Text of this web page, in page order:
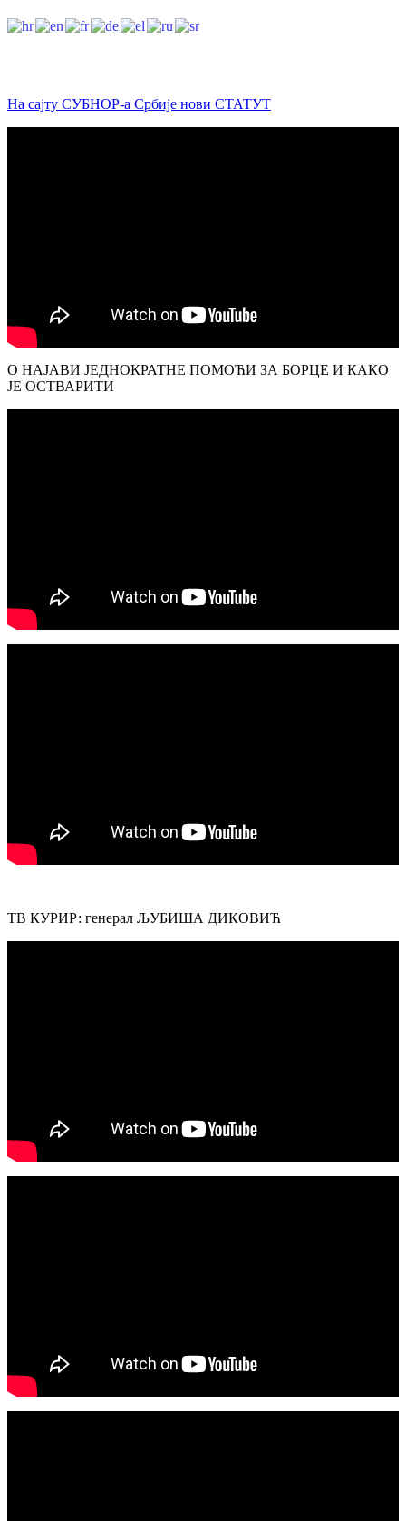
На сајту СУБНОР-а Србије нови СТАТУТ
О НАЈАВИ ЈЕДНОКРАТНЕ ПОМОЋИ ЗА БОРЦЕ И КАКО
ЈЕ ОСТВАРИТИ
ТВ КУРИР: генерал ЉУБИША ДИКОВИЋ